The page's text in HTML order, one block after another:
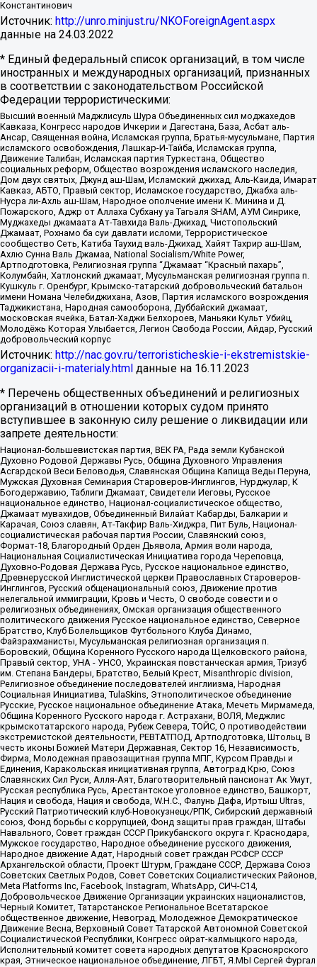
Константинович
Источник: http://unro.minjust.ru/NKOForeignAgent.aspx
данные на 24.03.2022
* Единый федеральный список организаций, в том числе
иностранных и международных организаций, признанных
в соответствии с законодательством Российской
Федерации террористическими:
Высший военный Маджлисуль Шура Объединенных сил моджахедов
Кавказа, Конгресс народов Ичкерии и Дагестана, База, Асбат аль-
Ансар, Священная война, Исламская группа, Братья-мусульмане, Партия
исламского освобождения, Лашкар-И-Тайба, Исламская группа,
Движение Талибан, Исламская партия Туркестана, Общество
социальных реформ, Общество возрождения исламского наследия,
Дом двух святых, Джунд аш-Шам, Исламский джихад, Аль-Каида, Имарат
Кавказ, АБТО, Правый сектор, Исламское государство, Джабха аль-
Нусра ли-Ахль аш-Шам, Народное ополчение имени К. Минина и Д.
Пожарского, Аджр от Аллаха Субхану уа Тагьаля SHAM, АУМ Синрике,
Муджахеды джамаата Ат-Тавхида Валь-Джихад, Чистопольский
Джамаат, Рохнамо ба суи давлати исломи, Террористическое
сообщество Сеть, Катиба Таухид валь-Джихад, Хайят Тахрир аш-Шам,
Ахлю Сунна Валь Джамаа, National Socialism/White Power,
Артподготовка, Религиозная группа “Джамаат “Красный пахарь”,
Колумбайн, Хатлонский джамаат, Мусульманская религиозная группа п.
Кушкуль г. Оренбург, Крымско-татарский добровольческий батальон
имени Номана Челебиджихана, Азов, Партия исламского возрождения
Таджикистана, Народная самооборона, Дуббайский джамаат,
московская ячейка, Батал-Хаджи Белхороев, Маньяки Культ Убийц,
Молодёжь Которая Улыбается, Легион Свобода России, Айдар, Русский
добровольческий корпус
Источник: http://nac.gov.ru/terroristicheskie-i-ekstremistskie-
organizacii-i-materialy.html данные на 16.11.2023
* Перечень общественных объединений и религиозных
организаций в отношении которых судом принято
вступившее в законную силу решение о ликвидации или
запрете деятельности:
Национал-большевистская партия, ВЕК РА, Рада земли Кубанской
Духовно Родовой Державы Русь, Община Духовного Управления
Асгардской Веси Беловодья, Славянская Община Капища Веды Перуна,
Мужская Духовная Семинария Староверов-Инглингов, Нурджулар, К
Богодержавию, Таблиги Джамаат, Свидетели Иеговы, Русское
национальное единство, Национал-социалистическое общество,
Джамаат мувахидов, Объединенный Вилайат Кабарды, Балкарии и
Карачая, Союз славян, Ат-Такфир Валь-Хиджра, Пит Буль, Национал-
социалистическая рабочая партия России, Славянский союз,
Формат-18, Благородный Орден Дьявола, Армия воли народа,
Национальная Социалистическая Инициатива города Череповца,
Духовно-Родовая Держава Русь, Русское национальное единство,
Древнерусской Инглистической церкви Православных Староверов-
Инглингов, Русский общенациональный союз, Движение против
нелегальной иммиграции, Кровь и Честь, О свободе совести и о
религиозных объединениях, Омская организация общественного
политического движения Русское национальное единство, Северное
Братство, Клуб Болельщиков Футбольного Клуба Динамо,
Файзрахманисты, Мусульманская религиозная организация п.
Боровский, Община Коренного Русского народа Щелковского района,
Правый сектор, УНА - УНСО, Украинская повстанческая армия, Тризуб
им. Степана Бандеры, Братство, Белый Крест, Misanthropic division,
Религиозное объединение последователей инглиизма, Народная
Социальная Инициатива, TulaSkins, Этнополитическое объединение
Русские, Русское национальное объединение Атака, Мечеть Мирмамеда,
Община Коренного Русского народа г. Астрахани, ВОЛЯ, Меджлис
крымскотатарского народа, Рубеж Севера, ТОЙС, О противодействии
экстремистской деятельности, РЕВТАТПОД, Артподготовка, Штольц, В
честь иконы Божией Матери Державная, Сектор 16, Независимость,
Фирма, Молодежная правозащитная группа МПГ, Курсом Правды и
Единения, Каракольская инициативная группа, Автоград Крю, Союз
Славянских Сил Руси, Алля-Аят, Благотворительный пансионат Ак Умут,
Русская республика Русь, Арестантское уголовное единство, Башкорт,
Нация и свобода, Нация и свобода, W.H.С., Фалунь Дафа, Иртыш Ultras,
Русский Патриотический клуб-Новокузнецк/РПК, Сибирский державный
союз, Фонд борьбы с коррупцией, Фонд защиты прав граждан, Штабы
Навального, Совет граждан СССР Прикубанского округа г. Краснодара,
Мужское государство, Народное объединение русского движения,
Народное движение Адат, Народный совет граждан РСФСР СССР
Архангельской области, Проект Штурм, Граждане СССР, Держава Союз
Советских Светлых Родов, Совет Советских Социалистических Районов,
Meta Platforms Inc, Facebook, Instagram, WhatsApp, СИЧ-С14,
Добровольческое Движение Организации украинских националистов,
Черный Комитет, Татарстанское Региональное Всетатарское
общественное движение, Невоград, Молодежное Демократическое
Движение Весна, Верховный Совет Татарской Автономной Советской
Социалистической Республики, Конгресс ойрат-калмыцкого народа,
Исполнительный комитет совета народных депутатов Красноярского
края, Этническое национальное объединение, ЛГБТ, Я.МЫ Сергей Фургал